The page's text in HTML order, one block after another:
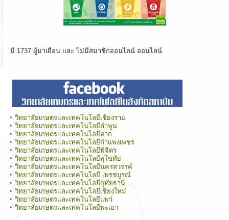
มี 1737 ผู้มาเยือน และ ไม่มีสมาชิกออนไลน์ ออนไลน์
วิทยาลัยเกษตรและเทคโนโลยีเชียงราย
วิทยาลัยเกษตรและเทคโนโลยีลำพูน
วิทยาลัยเกษตรและเทคโนโลยีตาก
วิทยาลัยเกษตรและเทคโนโลยีกำแพงเพชร
วิทยาลัยเกษตรและเทคโนโลยีพิจิตร
วิทยาลัยเกษตรและเทคโนโลยีสุโขทัย
วิทยาลัยเกษตรและเทคโนโลยีนครสวรรค์
วิทยาลัยเกษตรและเทคโนโลยี เพรชบูรณ์
วิทยาลัยเกษตรและเทคโนโลยีอุทัยธานี
วิทยาลัยเกษตรและเทคโนโลยีเชียงใหม่
วิทยาลัยเกษตรและเทคโนโลยีแพร่
วิทยาลัยเกษตรและเทคโนโลยีพะเยา